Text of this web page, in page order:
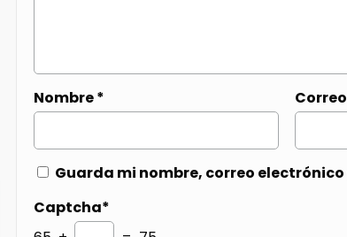
Nombre*
Guarda mi nombre, correo
Captcha*